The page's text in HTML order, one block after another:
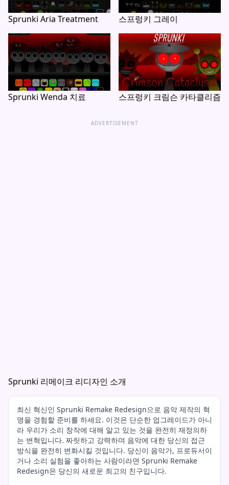
Sprunki Aria Treatment 스프렁키 그레이
Sprunki Wenda 치료 스프렁키 크림슨 카타클리즘
ADVERTISEMENT
Sprunki 리메이크 리디자인 소개
최신 혁신인 Sprunki Remake Redesign으로 음악 제작의 혁
명을 경험할 준비를 하세요. 이것은 단순한 업그레이드가 아니
라 우리가 소리 창작에 대해 알고 있는 것을 완전히 재정의하
는 변혁입니다. 짜릿하고 강력하며 음악에 대한 당신의 접근
방식을 완전히 변화시킬 것입니다. 당신이 음악가, 프로듀서이
거나 소리 실험을 좋아하는 사람이라면 Sprunki Remake
Redesign은 당신의 새로운 최고의 친구입니다.